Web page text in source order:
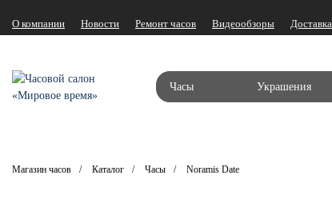
О компании Новости Ремонт часов Видеообзоры Доставка
Часы Украшения
Магазин часов Каталог Часы Noramis Date